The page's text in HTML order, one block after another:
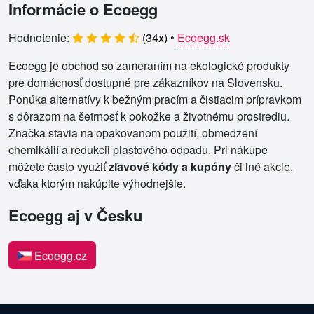
Informácie o Ecoegg
Hodnotenie: (34x) • Ecoegg.sk
Ecoegg je obchod so zameraním na ekologické produkty
pre domácnosť dostupné pre zákazníkov na Slovensku.
Ponúka alternatívy k bežným pracím a čistiacim prípravkom
s dôrazom na šetrnosť k pokožke a životnému prostrediu.
Značka stavia na opakovanom použití, obmedzení
chemikálií a redukcii plastového odpadu. Pri nákupe
môžete často využiťzľavové kódy a kupónyči iné akcie,
vďaka ktorým nakúpite výhodnejšie.
Ecoegg aj v Česku
Ecoegg.cz